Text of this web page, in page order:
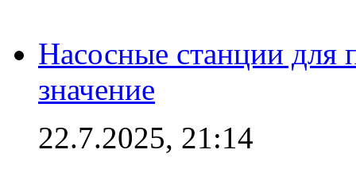
Насосные станции для
значение
22.7.2025, 21:14